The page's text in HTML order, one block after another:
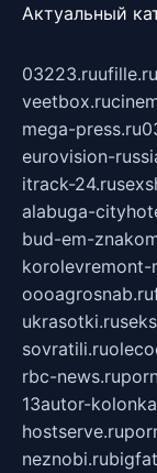
Актуальный
03223.ruufille.ru
veetbox.ru
mega-press.ru
eurovision-
itrack-24.ru
alabuga-
bud-em-
korolevremont-
oooagrosnab.ru
ukrasotki.ru
sovratili.ru
rbc-news.ru
13autor-
hostserve.ru
neznobi.ru